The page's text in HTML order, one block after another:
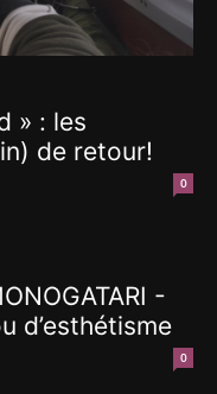
» : les
de retour!
0
-
d’esthétisme
0